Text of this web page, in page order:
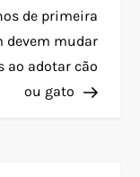
Post
de primeira
devem mudar
ao adotar cão
ou gato